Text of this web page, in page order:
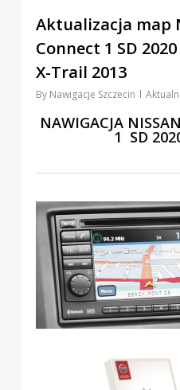
Aktualizacja map
Connect 1 SD
X-Trail 2013
By Nawigacje Szczecin
NAWIGACJA
1 SD